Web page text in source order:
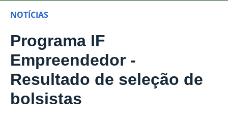
NOTÍCIAS
Programa IF
Empreendedor -
Resultado de seleção de
bolsistas